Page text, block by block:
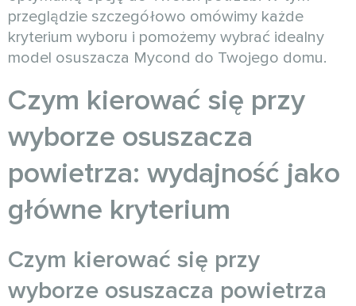
przeglądzie szczegółowo omówimy każde
kryterium wyboru i pomożemy wybrać idealny
model osuszacza Mycond do Twojego domu.
Czym kierować się przy
wyborze osuszacza
powietrza: wydajność jako
główne kryterium
Czym kierować się przy
wyborze osuszacza powietrza